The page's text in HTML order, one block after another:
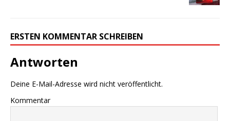
ERSTEN KOMMENTAR SCHREIBEN
Antworten
Deine E-Mail-Adresse wird nicht veröffentlicht.
Kommentar